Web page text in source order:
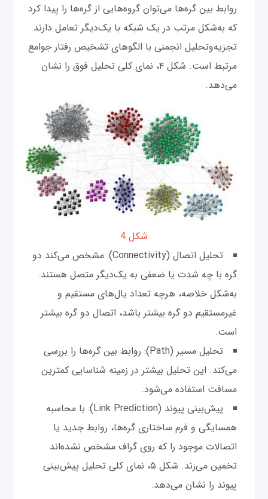
روابط بین گره‌ها می‌توان گروه‌هایی از گره‌ها را پیدا کرد
که به‌شکل مرتب در یک شبکه با یک‌دیگر تعامل دارند.
تجزیه‌و‌تحلیل انجمنی با الگوهای تشخیص رفتار جوامع
مرتبط است. شکل ۴، نمای کلی تحلیل فوق را نشان
می‌دهد.
شکل 4
تحلیل اتصال (Connectivity): مشخص می‌کند دو
گره با چه شدت یا ضعفی به یک‌دیگر متصل هستند.
به‌شکل خلاصه، هرچه تعداد یال‌های مستقیم و
غیرمستقیم دو گره بیشتر باشد، اتصال دو گره بیشتر
است.
تحلیل مسیر (Path): روابط بین گره‌ها را بررسی
می‌کند. این تحلیل‌ بیشتر در زمینه شناسایی کمترین
مسافت استفاده می‌شود.
پیش‌بینی پیوند (Link Prediction): با محاسبه
همسایگی و فرم ساختاری گره‌ها، روابط جدید یا
اتصالات موجود را که روی گراف مشخص نشده‌اند
تخمین می‌زند. شکل ۵، نمای کلی تحلیل پیش‌بینی
پیوند را نشان می‌دهد.